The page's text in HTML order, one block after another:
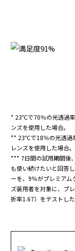
* 23℃で70％の光透過
ンズを使用した場合。
** 23℃で18％の光透過
レンズを使用した場合。
*** 7日間の試用期間後
も使い続けたいと回答
ーを、9％がプレミア
ズ装用者を対象に、プ
折率1.67）をテストした